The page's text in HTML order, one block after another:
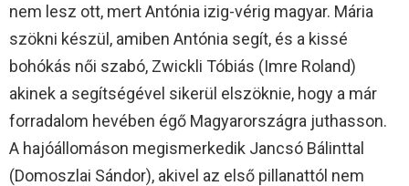
nem lesz ott, mert Antónia izig-vérig magyar. Mária
szökni készül, amiben Antónia segít, és a kissé
bohókás női szabó, Zwickli Tóbiás (Imre Roland)
akinek a segítségével sikerül elszöknie, hogy a már
forradalom hevében égő Magyarországra juthasson.
A hajóállomáson megismerkedik Jancsó Bálinttal
(Domoszlai Sándor), akivel az első pillanattól nem